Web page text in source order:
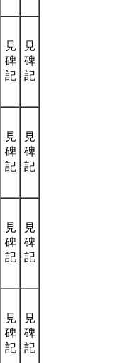
見
碑
記
見
碑
記
見
碑
記
見
碑
記
見
碑
記
見
碑
記
見
碑
記
見
碑
記